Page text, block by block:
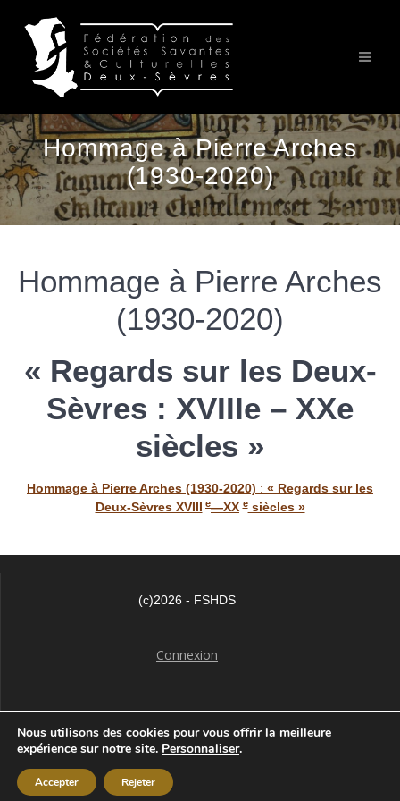
au
contenu
Hommage à Pierre Arches
(1930-2020)
Hommage à Pierre Arches
(1930-2020)
« Regards sur les Deux-
Sèvres : XVIIIe – XXe
siècles »
Hommage à Pierre Arches (1930-2020) : « Regards sur les
Deux-Sèvres XVIII e—XX esiècles »
(c)2026 - FSHDS
Connexion
Fshds
Nous utilisons des cookies pour vous offrir la meilleure
expérience sur notre site. Personnaliser.
Accepter Rejeter